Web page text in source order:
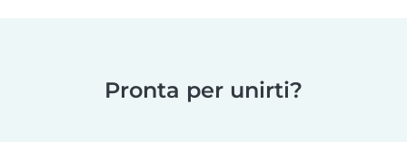
Pronta per unirti?